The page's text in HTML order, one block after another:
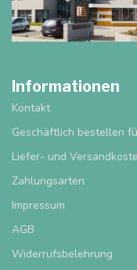
Informationen
Kontakt
Geschäftlich bestellen
Liefer- und
Zahlungsarten
Impressum
AGB
Widerrufsbelehrung